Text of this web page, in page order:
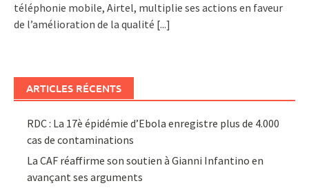
téléphonie mobile, Airtel, multiplie ses actions en faveur
de l’amélioration de la qualité [...]
ARTICLES RÉCENTS
RDC : La 17è épidémie d’Ebola enregistre plus de 4.000
cas de contaminations
La CAF réaffirme son soutien à Gianni Infantino en
avançant ses arguments